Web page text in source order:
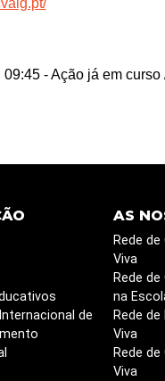
09:45 - Ação já em curso
de
AS
Rede
Viva
Rede
na
Rede
Viva
Rede
Viva